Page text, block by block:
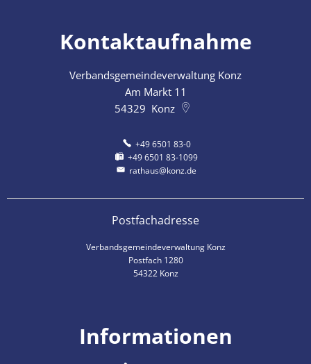
Kontaktaufnahme
Verbandsgemeindeverwaltung Konz
Am Markt 11
54329 Konz
+49 6501 83-0
+49 6501 83-1099
rathaus@konz.de
Postfachadresse
Verbandsgemeindeverwaltung Konz
Postfach 1280
54322 Konz
Informationen